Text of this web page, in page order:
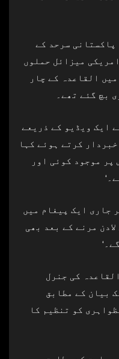
کو 13 جنوری 2006 کو پاکستانی سرحد کے
میزائل حملوں
القاعدہ کے چار
بچ گئے تھے۔
ایک ویڈیو کے ذریعے
کرتے ہوئے کہا
پر موجود کوئی اور
پر جاری ایک پیغام میں
مرنے کے بعد بھی
کی جنرل
بیان کے مطابق
کو تنظیم کا